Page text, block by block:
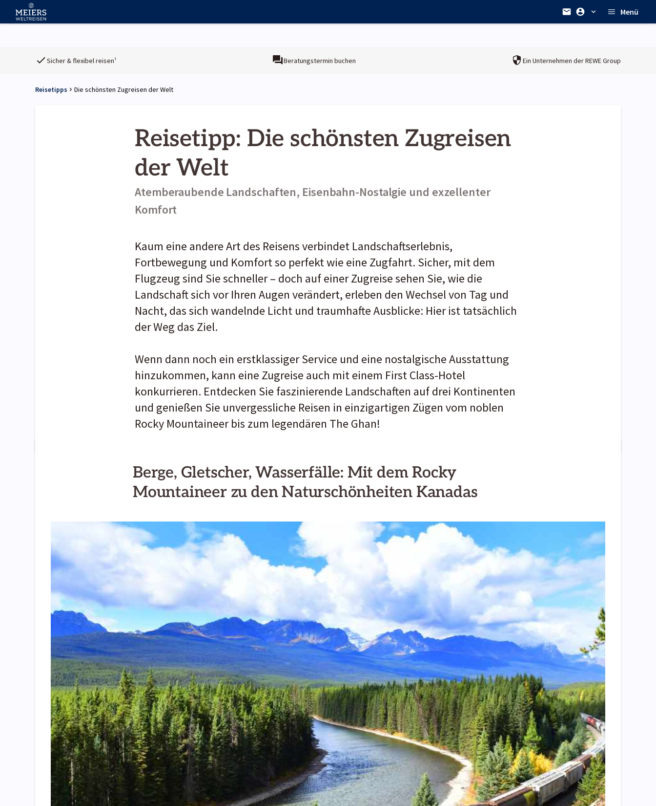
Menü
Sicher & flexibel reisen¹ Beratungstermin buchen Ein Unternehmen derREWE Group
Reisetipps Die schönsten Zugreisen der Welt
Reisetipp: Die schönsten Zugreisen
der Welt
Atemberaubende Landschaften, Eisenbahn-Nostalgie und exzellenter
Komfort
Kaum eine andere Art des Reisens verbindet Landschaftserlebnis,
Fortbewegung und Komfort so perfekt wie eine Zugfahrt. Sicher, mit dem
Flugzeug sind Sie schneller – doch auf einer Zugreise sehen Sie, wie die
Landschaft sich vor Ihren Augen verändert, erleben den Wechsel von Tag und
Nacht, das sich wandelnde Licht und traumhafte Ausblicke: Hier ist tatsächlich
der Weg das Ziel.
Wenn dann noch ein erstklassiger Service und eine nostalgische Ausstattung
hinzukommen, kann eine Zugreise auch mit einem First Class-Hotel
konkurrieren. Entdecken Sie faszinierende Landschaften auf drei Kontinenten
und genießen Sie unvergessliche Reisen in einzigartigen Zügen vom noblen
Rocky Mountaineer bis zum legendären The Ghan!
Berge, Gletscher, Wasserfälle: Mit dem Rocky
Mountaineer zu den Naturschönheiten Kanadas